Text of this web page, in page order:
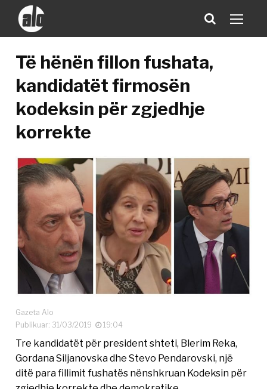
Të hënën fillon fushata,
kandidatët firmosën
kodeksin për zgjedhje
korrekte
Gazeta Alo
Publikuar: 31/03/2019
19:04
Tre kandidatët për president shteti, Blerim Reka,
Gordana Siljanovska dhe Stevo Pendarovski, një
ditë para fillimit fushatës nënshkruan Kodeksin për